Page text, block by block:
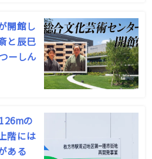
開館し
と辰巳
ーしん
の
階には
ある